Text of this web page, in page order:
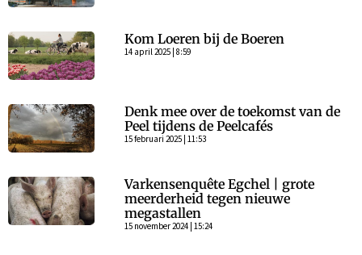
Kom Loeren bij de Boeren
14 april 2025 | 8:59
Denk mee over de toekomst van de
Peel tijdens de Peelcafés
15 februari 2025 | 11:53
Varkensenquête Egchel | grote
meerderheid tegen nieuwe
megastallen
15 november 2024 | 15:24